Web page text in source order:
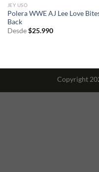
JEY USO
Polera WWE AJ Lee Love
Back
Desde $25.990
Copyright